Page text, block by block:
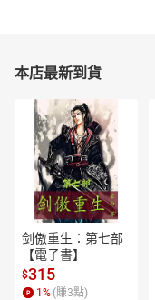
本店最新到貨
剑傲重生：第七部
【電子書】
$315
1 % (賺3點)